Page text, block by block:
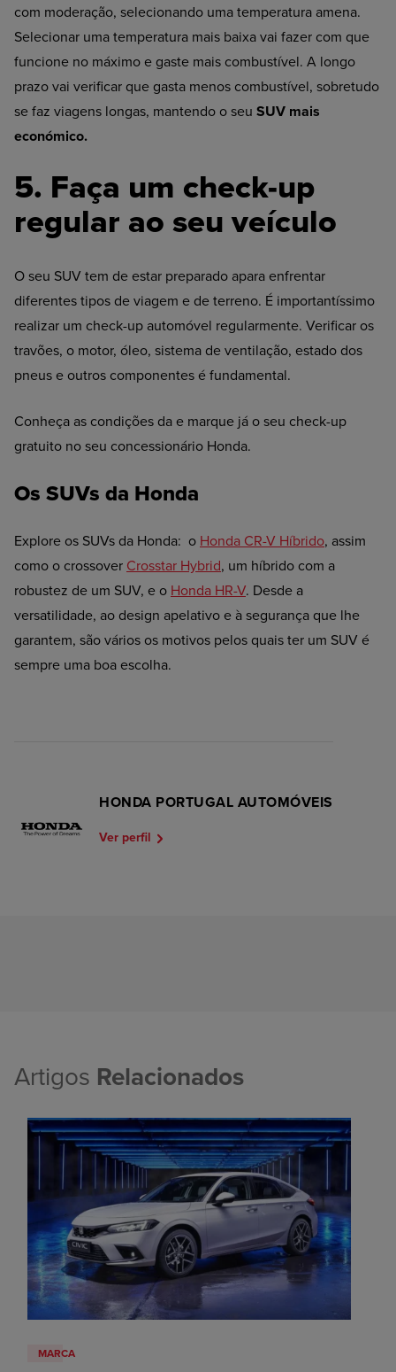
com moderação, selecionando uma temperatura amena.
Selecionar uma temperatura mais baixa vai fazer com que
funcione no máximo e gaste mais combustível. A longo
prazo vai verificar que gasta menos combustível, sobretudo
se faz viagens longas, mantendo o seu SUV mais
económico.
5. Faça um check-up
regular ao seu veículo
O seu SUV tem de estar preparado apara enfrentar
diferentes tipos de viagem e de terreno. É importantíssimo
realizar um check-up automóvel regularmente. Verificar os
travões, o motor, óleo, sistema de ventilação, estado dos
pneus e outros componentes é fundamental.
Conheça as condições da e marque já o seu check-up
gratuito no seu concessionário Honda.
Os SUVs da Honda
Explore os SUVs da Honda: o Honda CR-V Híbrido, assim
como o crossover Crosstar Hybrid, um híbrido com a
robustez de um SUV, e o Honda HR-V. Desde a
versatilidade, ao design apelativo e à segurança que lhe
garantem, são vários os motivos pelos quais ter um SUV é
sempre uma boa escolha.
HONDA PORTUGAL AUTOMÓVEIS
Ver perfil
Artigos Relacionados
MARCA